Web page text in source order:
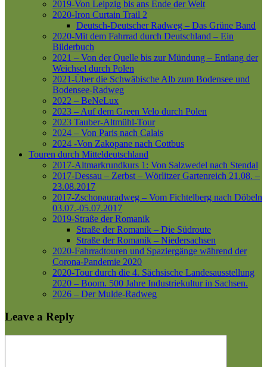
2019-Von Leipzig bis ans Ende der Welt
2020-Iron Curtain Trail 2
Deutsch-Deutscher Radweg – Das Grüne Band
2020-Mit dem Fahrrad durch Deutschland – Ein
Bilderbuch
2021 – Von der Quelle bis zur Mündung – Entlang der
Weichsel durch Polen
2021-Über die Schwäbische Alb zum Bodensee und
Bodensee-Radweg
2022 – BeNeLux
2023 – Auf dem Green Velo durch Polen
2023 Tauber-Altmühl-Tour
2024 – Von Paris nach Calais
2024 -Von Zakopane nach Cottbus
Touren durch Mitteldeutschland
2017-Altmarkrundkurs 1: Von Salzwedel nach Stendal
2017-Dessau – Zerbst – Wörlitzer Gartenreich 21.08. –
23.08.2017
2017-Zschopauradweg – Vom Fichtelberg nach Döbeln
03.07.-05.07.2017
2019-Straße der Romanik
Straße der Romanik – Die Südroute
Straße der Romanik – Niedersachsen
2020-Fahrradtouren und Spaziergänge während der
Corona-Pandemie 2020
2020-Tour durch die 4. Sächsische Landesausstellung
2020 – Boom. 500 Jahre Industriekultur in Sachsen.
2026 – Der Mulde-Radweg
Leave a Reply